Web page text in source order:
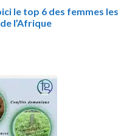
le top 6 des femmes les
l’Afrique